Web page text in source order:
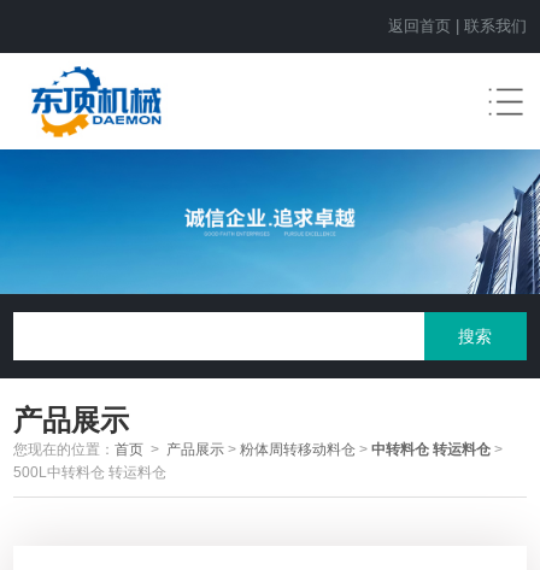
返回首页| 联系我们
产品展示
您现在的位置：首页 > 产品展示 >粉体周转移动料仓 >中转料仓 转运料仓 >
500L中转料仓 转运料仓